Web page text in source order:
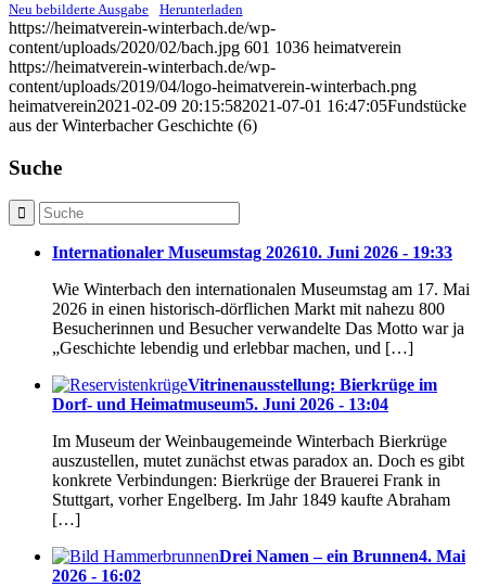
Neu bebilderte Ausgabe Herunterladen
https://heimatverein-winterbach.de/wp-
content/uploads/2020/02/bach.jpg 601 1036 heimatverein
https://heimatverein-winterbach.de/wp-
content/uploads/2019/04/logo-heimatverein-winterbach.png
heimatverein2021-02-09 20:15:582021-07-01 16:47:05Fundstücke
aus der Winterbacher Geschichte (6)
Suche
Internationaler Museumstag 202610. Juni 2026 - 19:33
Wie Winterbach den internationalen Museumstag am 17. Mai
2026 in einen historisch-dörflichen Markt mit nahezu 800
Besucherinnen und Besucher verwandelte Das Motto war ja
„Geschichte lebendig und erlebbar machen, und […]
Vitrinenausstellung: Bierkrüge im
Dorf- und Heimatmuseum5. Juni 2026 - 13:04
Im Museum der Weinbaugemeinde Winterbach Bierkrüge
auszustellen, mutet zunächst etwas paradox an. Doch es gibt
konkrete Verbindungen: Bierkrüge der Brauerei Frank in
Stuttgart, vorher Engelberg. Im Jahr 1849 kaufte Abraham
[…]
Drei Namen – ein Brunnen4. Mai
2026 - 16:02